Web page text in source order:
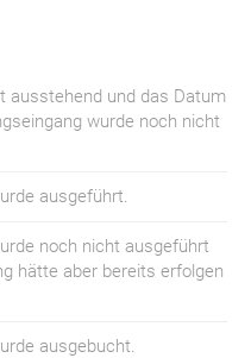
ausstehend und das Datum
wurde noch nicht
ausgeführt.
noch nicht ausgeführt
hätte aber bereits erfolgen
ausgebucht.